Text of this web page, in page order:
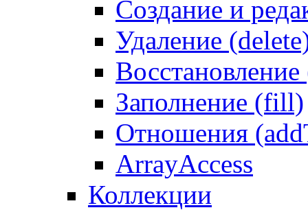
Создание и
Удаление
Заполнение (fill)
Отношения
ArrayAccess
Коллекции